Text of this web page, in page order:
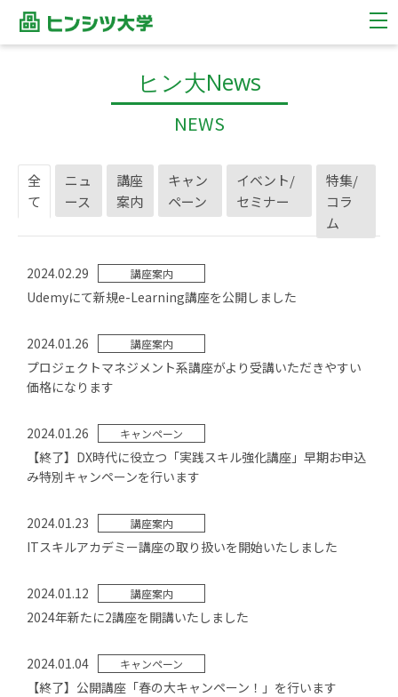
ヒン大News
NEWS
全
て
ニュ
ース
講座
案内
キャン
ペーン
イベント/
セミナー
特集/
コラ
ム
2024.02.29 講座案内
Udemyにて新規e-Learning講座を公開しました
2024.01.26 講座案内
プロジェクトマネジメント系講座がより受講いただきやすい
価格になります
2024.01.26 キャンペーン
【終了】DX時代に役立つ「実践スキル強化講座」早期お申込
み特別キャンペーンを行います
2024.01.23 講座案内
ITスキルアカデミー講座の取り扱いを開始いたしました
2024.01.12 講座案内
2024年新たに2講座を開講いたしました
2024.01.04 キャンペーン
【終了】公開講座「春の大キャンペーン！」を行います